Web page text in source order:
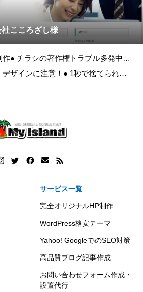
こころざし様
作● チラシの著作権トラブル多発中…
ザインに注意！● 1秒で捨てられな
サービス一覧
完全オリジナルHP制作
WordPress格安テーマ
Yahoo! GoogleでのSEO対策
高品質ブログ記事作成
お問い合わせフォーム作成・
設置代行